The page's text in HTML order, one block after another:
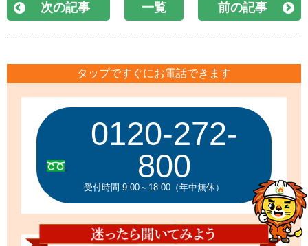
次の記事 一覧 前の記事
タップですぐにお電話できます
0120-272-
800
受付時間 9:00～18:00（年中無休）